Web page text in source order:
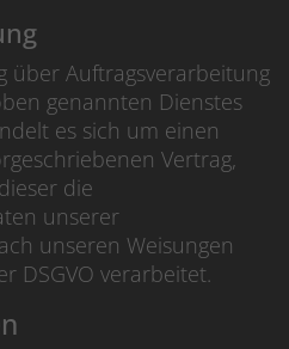
über Auftragsverarbeitung
genannten Dienstes
es sich um einen
Vertrag,
die
unserer
unseren Weisungen
DSGVO verarbeitet.